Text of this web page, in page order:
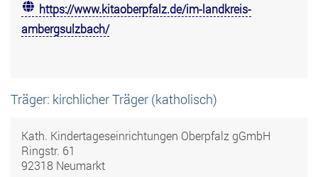
https://www.kitaoberpfalz.de/im-landkreis-
ambergsulzbach/
Träger: kirchlicher Träger (katholisch)
Kath. Kindertageseinrichtungen Oberpfalz gGmbH
Ringstr. 61
92318 Neumarkt